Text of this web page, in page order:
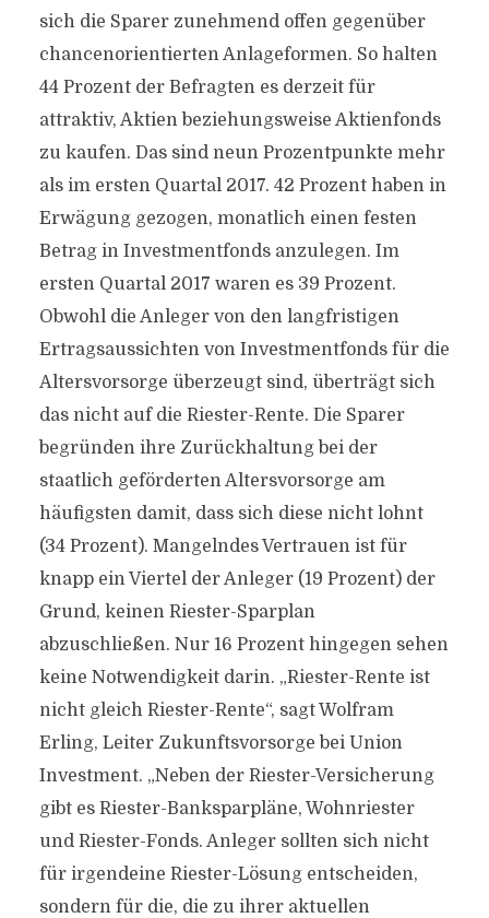
sich die Sparer zunehmend offen gegenüber
chancenorientierten Anlageformen. So halten
44 Prozent der Befragten es derzeit für
attraktiv, Aktien beziehungsweise Aktienfonds
zu kaufen. Das sind neun Prozentpunkte mehr
als im ersten Quartal 2017. 42 Prozent haben in
Erwägung gezogen, monatlich einen festen
Betrag in Investmentfonds anzulegen. Im
ersten Quartal 2017 waren es 39 Prozent.
Obwohl die Anleger von den langfristigen
Ertragsaussichten von Investmentfonds für die
Altersvorsorge überzeugt sind, überträgt sich
das nicht auf die Riester-Rente. Die Sparer
begründen ihre Zurückhaltung bei der
staatlich geförderten Altersvorsorge am
häufigsten damit, dass sich diese nicht lohnt
(34 Prozent). Mangelndes Vertrauen ist für
knapp ein Viertel der Anleger (19 Prozent) der
Grund, keinen Riester-Sparplan
abzuschließen. Nur 16 Prozent hingegen sehen
keine Notwendigkeit darin. „Riester-Rente ist
nicht gleich Riester-Rente“, sagt Wolfram
Erling, Leiter Zukunftsvorsorge bei Union
Investment. „Neben der Riester-Versicherung
gibt es Riester-Banksparpläne, Wohnriester
und Riester-Fonds. Anleger sollten sich nicht
für irgendeine Riester-Lösung entscheiden,
sondern für die, die zu ihrer aktuellen